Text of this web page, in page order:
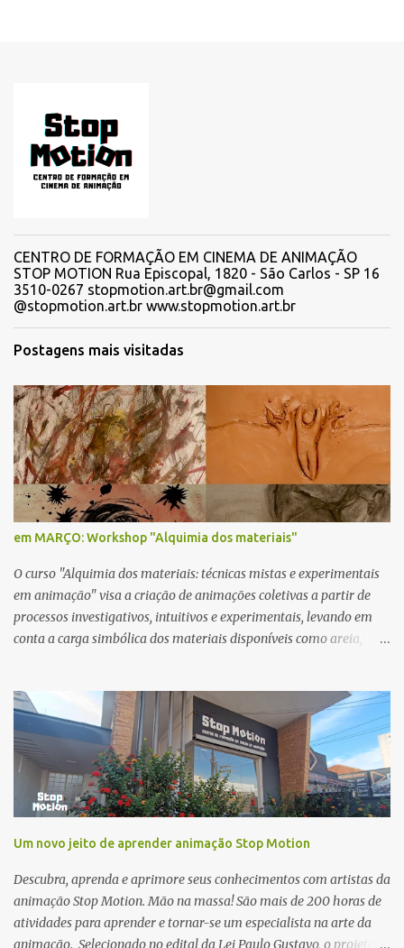
CENTRO DE FORMAÇÃO EM CINEMA DE ANIMAÇÃO
STOP MOTION Rua Episcopal, 1820 - São Carlos - SP 16
3510-0267 stopmotion.art.br@gmail.com
@stopmotion.art.br www.stopmotion.art.br
Postagens mais visitadas
em MARÇO: Workshop "Alquimia dos materiais"
O curso "Alquimia dos materiais: técnicas mistas e experimentais
em animação" visa a criação de animações coletivas a partir de
processos investigativos, intuitivos e experimentais, levando em
conta a carga simbólica dos materiais disponíveis como areia,
processo criativo experimental. Familiarização com software,
técnicas e fluxo de trabalho. Direcionamentos para a montagem.
"A atividade é prática e passa pelas etapas do processo criativo
experimental para criar vídeos animados" Camila Kater Camila
Kater é diretora, roteirista e animadora de São Paulo. Dirigiu,
roteirizou e animou o curta documentário animado CARNE (2019),
uma co-produção Brasil-Espanha, disponível na plataforma The
New York Times Op-Docs e selecionado em mais de 250 festivais.
É mestre em Animação pelo RE:ANIMA Mestrado Conjunto
Erasmus Mundus (EMJMD) concluído em três países europeus
(Bél...
Um novo jeito de aprender animação Stop Motion
Descubra, aprenda e aprimore seus conhecimentos com artistas da
animação Stop Motion. Mão na massa! São mais de 200 horas de
atividades para aprender e tornar-se um especialista na arte da
animação. Selecionado no edital da Lei Paulo Gustavo, o projeto